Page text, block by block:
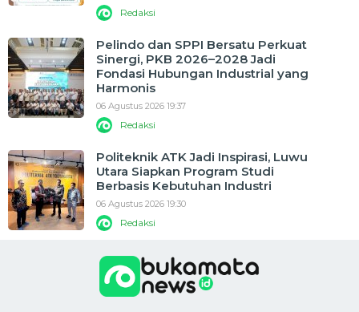
Redaksi
Pelindo dan SPPI Bersatu Perkuat
Sinergi, PKB 2026–2028 Jadi
Fondasi Hubungan Industrial yang
Harmonis
06 Agustus 2026 19:37
Redaksi
Politeknik ATK Jadi Inspirasi, Luwu
Utara Siapkan Program Studi
Berbasis Kebutuhan Industri
06 Agustus 2026 19:30
Redaksi